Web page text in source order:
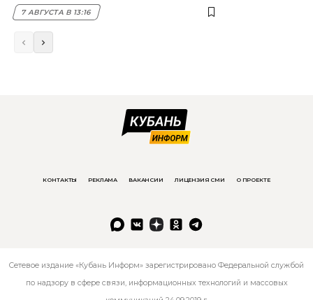
7 АВГУСТА В 13:16
КОНТАКТЫ РЕКЛАМА ВАКАНСИИ ЛИЦЕНЗИЯ СМИ О ПРОЕКТЕ
Сетевое издание «Кубань Информ» зарегистрировано Федеральной службой
по надзору в сфере связи, информационных технологий и массовых